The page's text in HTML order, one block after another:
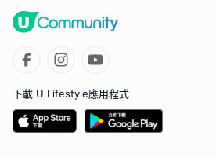
下載 U Lifestyle應用程式